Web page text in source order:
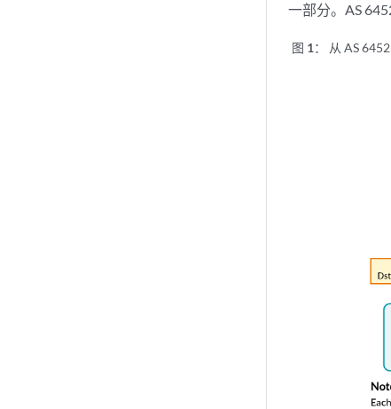
一部分。AS
图 1： 从 AS